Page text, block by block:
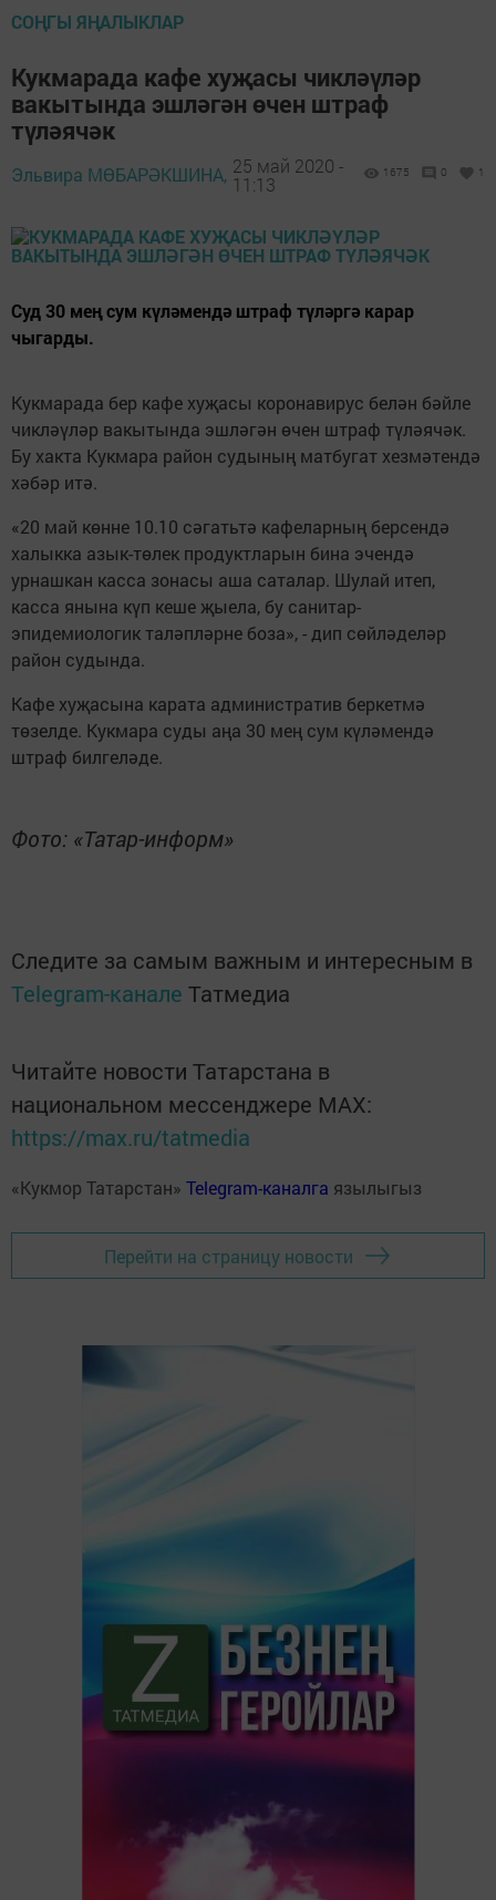
СОҢГЫ ЯҢАЛЫКЛАР
Кукмарада кафе хуҗасы чикләүләр
вакытында эшләгән өчен штраф
түләячәк
Эльвира МӨБАРӘКШИНА, 25 май 2020 -
11:13
1675 0 1
Суд 30 мең сум күләмендә штраф түләргә карар
чыгарды.
Кукмарада бер кафе хуҗасы коронавирус белән бәйле
чикләүләр вакытында эшләгән өчен штраф түләячәк.
Бу хакта Кукмара район судының матбугат хезмәтендә
хәбәр итә.
«20 май көнне 10.10 сәгатьтә кафеларның берсендә
халыкка азык-төлек продуктларын бина эчендә
урнашкан касса зонасы аша саталар. Шулай итеп,
касса янына күп кеше җыела, бу санитар-
эпидемиологик таләпләрне боза», - дип сөйләделәр
район судында.
Кафе хуҗасына карата административ беркетмә
төзелде. Кукмара суды аңа 30 мең сум күләмендә
штраф билгеләде.
Фото: «Татар-информ»
Следите за самым важным и интересным в
Telegram-канале Татмедиа
Читайте новости Татарстана в
национальном мессенджере MАХ:
https://max.ru/tatmedia
«Кукмор Татарстан» Telegram-каналга язылыгыз
Перейти на страницу новости